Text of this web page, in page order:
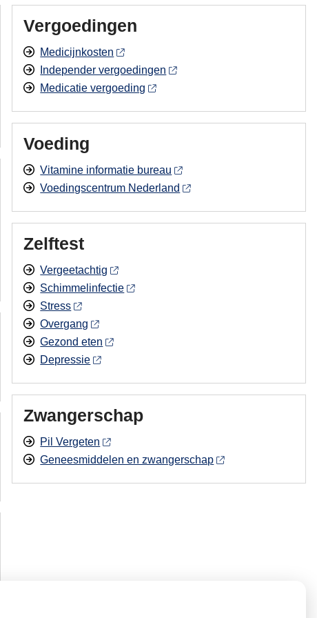
Vergoedingen
Medicijnkosten
Independer vergoedingen
Medicatie vergoeding
Voeding
Vitamine informatie bureau
Voedingscentrum Nederland
Zelftest
Vergeetachtig
Schimmelinfectie
Stress
Overgang
Gezond eten
Depressie
Zwangerschap
Pil Vergeten
Geneesmiddelen en zwangerschap